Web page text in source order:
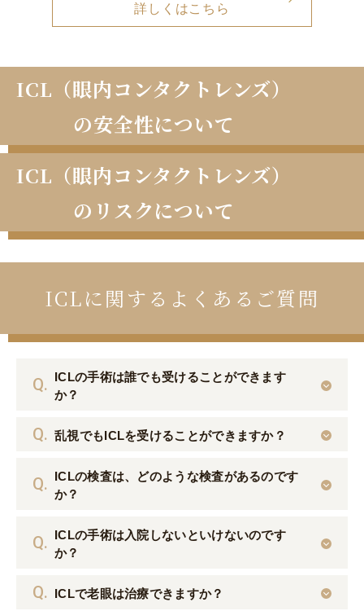
詳しくはこちら
ICL（眼内コンタクトレンズ）
の安全性について
ICL（眼内コンタクトレンズ）
のリスクについて
ICLに関するよくあるご質問
ICLの手術は誰でも受けることができます
か？
乱視でもICLを受けることができますか？
ICLの検査は、どのような検査があるのです
か？
ICLの手術は入院しないといけないのです
か？
ICLで老眼は治療できますか？